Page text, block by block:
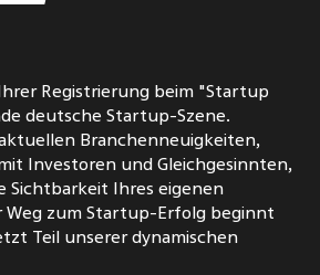
Registrierung beim "Startup
deutsche Startup-Szene.
Branchenneuigkeiten,
Investoren und Gleichgesinnten,
Sichtbarkeit Ihres eigenen
zum Startup-Erfolg beginnt
Teil unserer dynamischen